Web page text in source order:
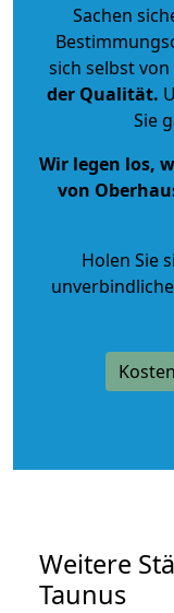
Sachen
sich selbst von
der Qualität.
Sie
Wir legen los,
von
Holen Sie
Weitere
Taunus